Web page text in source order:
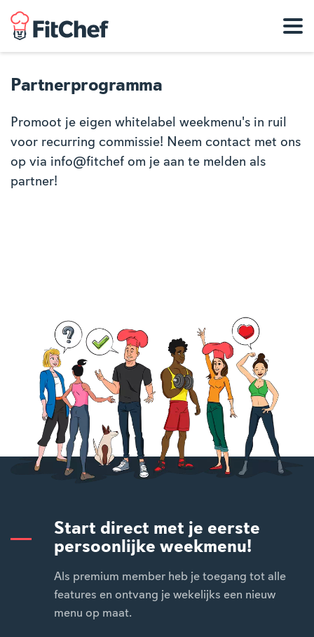
Partnerprogramma
Promoot je eigen whitelabel weekmenu's in ruil
voor recurring commissie! Neem contact met ons
op via info@fitchef om je aan te melden als
partner!
Start direct met je eerste
persoonlijke weekmenu!
Als premium member heb je toegang tot alle
features en ontvang je wekelijks een nieuw
menu op maat.